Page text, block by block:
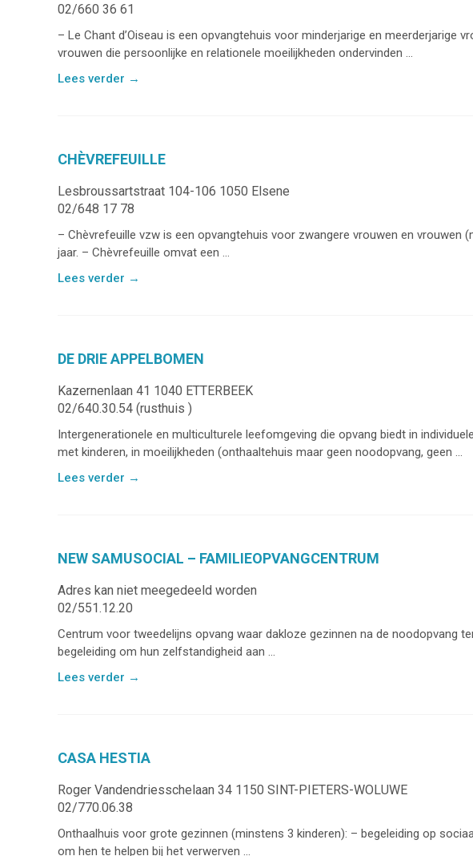
02/660 36 61
– Le Chant d’Oiseau is een opvangtehuis voor minderjarige en meerderjarige
vrouwen die persoonlijke en relationele moeilijkheden ondervinden ...
Lees verder →
CHÈVREFEUILLE
Lesbroussartstraat 104-106 1050 Elsene
02/648 17 78
– Chèvrefeuille vzw is een opvangtehuis voor zwangere vrouwen en vrouwen
jaar. – Chèvrefeuille omvat een ...
Lees verder →
DE DRIE APPELBOMEN
Kazernenlaan 41 1040 ETTERBEEK
02/640.30.54 (rusthuis )
Intergenerationele en multiculturele leefomgeving die opvang biedt in
met kinderen, in moeilijkheden (onthaaltehuis maar geen noodopvang, geen ...
Lees verder →
NEW SAMUSOCIAL – FAMILIEOPVANGCENTRUM
Adres kan niet meegedeeld worden
02/551.12.20
Centrum voor tweedelijns opvang waar dakloze gezinnen na de noodopvang
begeleiding om hun zelfstandigheid aan ...
Lees verder →
CASA HESTIA
Roger Vandendriesschelaan 34 1150 SINT-PIETERS-WOLUWE
02/770.06.38
Onthaalhuis voor grote gezinnen (minstens 3 kinderen): – begeleiding op
om hen te helpen bij het verwerven ...